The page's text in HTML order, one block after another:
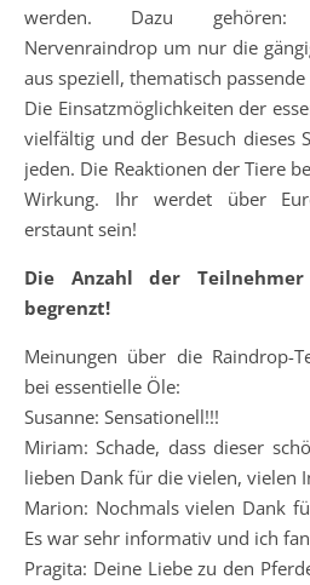
werden. Dazu gehören:
Nervenraindrop um nur die
aus speziell, thematisch
Die Einsatzmöglichkeiten der
vielfältig und der Besuch dieses
jeden. Die Reaktionen der Tiere
Wirkung. Ihr werdet über
erstaunt sein!
Die Anzahl der
begrenzt!
Meinungen über die Raindrop-
bei essentielle Öle:
Susanne: Sensationell!!!
Miriam: Schade, dass dieser
lieben Dank für die vielen, vielen
Marion: Nochmals vielen Dank
Es war sehr informativ und ich
Pragita: Deine Liebe zu den